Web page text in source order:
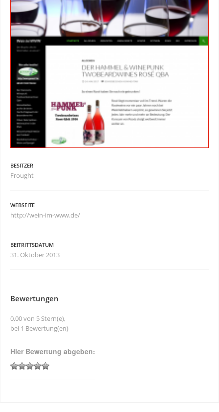
BESITZER
Frought
WEBSEITE
http://wein-im-www.de/
BEITRITTSDATUM
31. Oktober 2013
Bewertungen
0,00 von 5 Stern(e),
bei 1 Bewertung(en)
Hier Bewertung abgeben: